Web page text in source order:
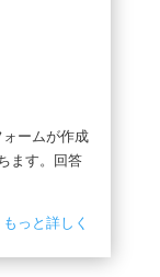
ームが作成
ます。回答
もっと詳しく